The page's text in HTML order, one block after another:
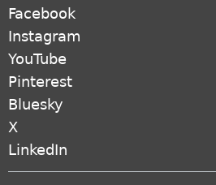
Facebook
Instagram
YouTube
Pinterest
Bluesky
X
LinkedIn